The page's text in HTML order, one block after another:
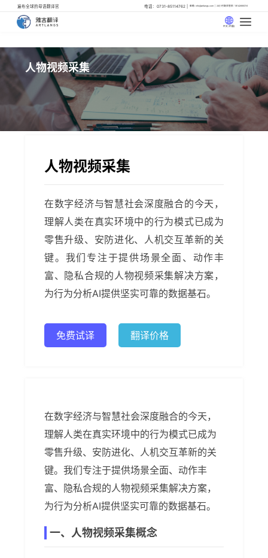
遍布全球的母语翻译官 电话：0731-85114762 邮箱: info@artlangs.com 24小时翻译管家: 18142666316
中文 (中国)
人物视频采集
人物视频采集
在数字经济与智慧社会深度融合的今天，
理解人类在真实环境中的行为模式已成为
零售升级、安防进化、人机交互革新的关
键。我们专注于提供场景全面、动作丰
富、隐私合规的人物视频采集解决方案，
为行为分析AI提供坚实可靠的数据基石。
免费试译 翻译价格
在数字经济与智慧社会深度融合的今天，
理解人类在真实环境中的行为模式已成为
零售升级、安防进化、人机交互革新的关
键。我们专注于提供场景全面、动作丰
富、隐私合规的人物视频采集解决方案，
为行为分析AI提供坚实可靠的数据基石。
一、人物视频采集概念